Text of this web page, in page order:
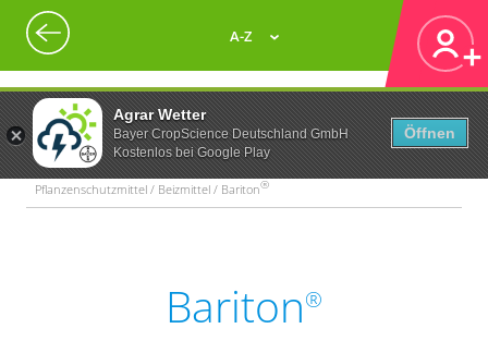
Agrar Wetter
Bayer CropScience Deutschland GmbH
Kostenlos bei Google Play
Öffnen
A-Z
Pflanzenschutzmittel / Beizmittel / Bariton®
Bariton®